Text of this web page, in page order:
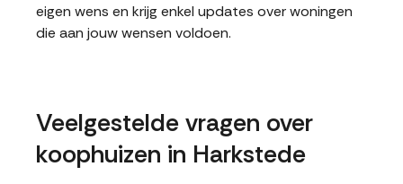
eigen wens en krijg enkel updates over woningen
die aan jouw wensen voldoen.
Veelgestelde vragen over
koophuizen in Harkstede